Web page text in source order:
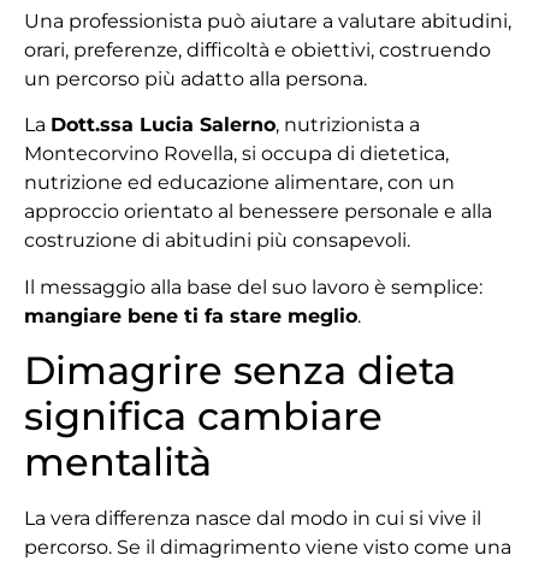
Una professionista può aiutare a valutare abitudini,
orari, preferenze, difficoltà e obiettivi, costruendo
un percorso più adatto alla persona.
La Dott.ssa Lucia Salerno, nutrizionista a
Montecorvino Rovella, si occupa di dietetica,
nutrizione ed educazione alimentare, con un
approccio orientato al benessere personale e alla
costruzione di abitudini più consapevoli.
Il messaggio alla base del suo lavoro è semplice:
mangiare bene ti fa stare meglio.
Dimagrire senza dieta
significa cambiare
mentalità
La vera differenza nasce dal modo in cui si vive il
percorso. Se il dimagrimento viene visto come una